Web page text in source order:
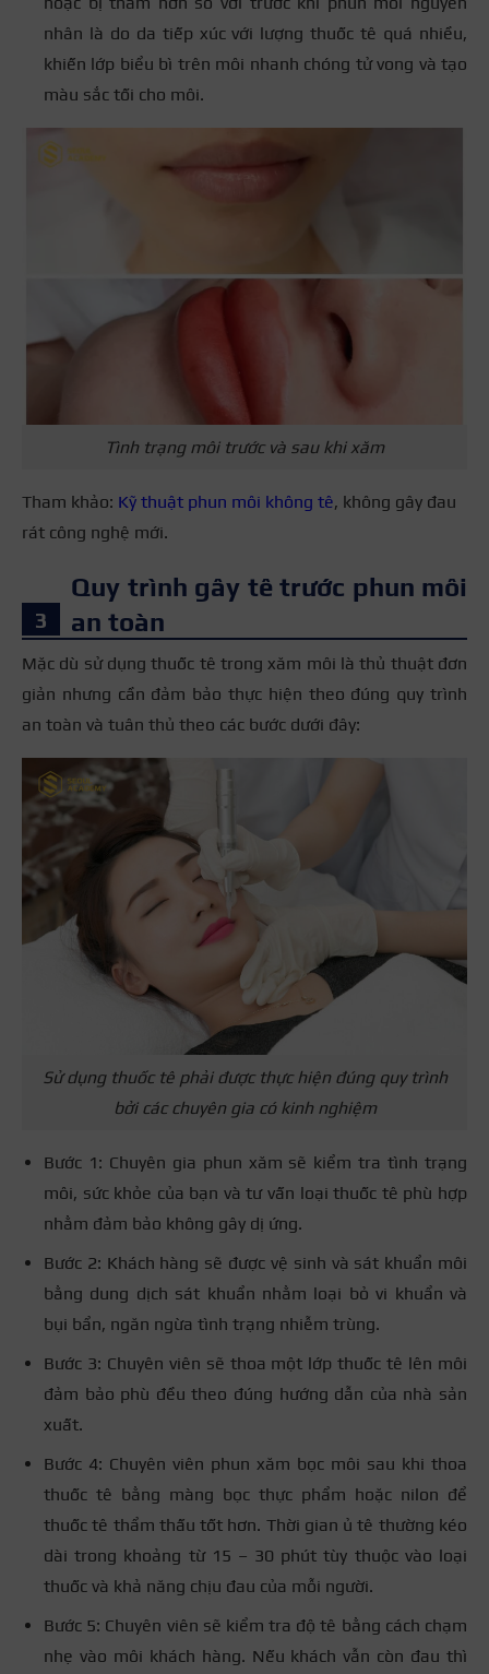
nhân là do da tiếp xúc với lượng thuốc tê quá nhiều,
khiến lớp biểu bì trên môi nhanh chóng tử vong và tạo
màu sắc tối cho môi.
Tình trạng môi trước và sau khi xăm
Tham khảo: Kỹ thuật phun môi không tê, không gây đau
rát công nghệ mới.
Quy trình gây tê trước phun môi
an toàn
Mặc dù sử dụng thuốc tê trong xăm môi là thủ thuật đơn
giản nhưng cần đảm bảo thực hiện theo đúng quy trình
an toàn và tuân thủ theo các bước dưới đây:
Sử dụng thuốc tê phải được thực hiện đúng quy trình
bởi các chuyên gia có kinh nghiệm
Bước 1: Chuyên gia phun xăm sẽ kiểm tra tình trạng
môi, sức khỏe của bạn và tư vấn loại thuốc tê phù hợp
nhằm đảm bảo không gây dị ứng.
Bước 2: Khách hàng sẽ được vệ sinh và sát khuẩn môi
bằng dung dịch sát khuẩn nhằm loại bỏ vi khuẩn và
bụi bẩn, ngăn ngừa tình trạng nhiễm trùng.
Bước 3: Chuyên viên sẽ thoa một lớp thuốc tê lên môi
đảm bảo phù đều theo đúng hướng dẫn của nhà sản
xuất.
Bước 4: Chuyên viên phun xăm bọc môi sau khi thoa
thuốc tê bằng màng bọc thực phẩm hoặc nilon để
thuốc tê thẩm thấu tốt hơn. Thời gian ủ tê thường kéo
dài trong khoảng từ 15 – 30 phút tùy thuộc vào loại
thuốc và khả năng chịu đau của mỗi người.
Bước 5: Chuyên viên sẽ kiểm tra độ tê bằng cách chạm
nhẹ vào môi khách hàng. Nếu khách vẫn còn đau thì